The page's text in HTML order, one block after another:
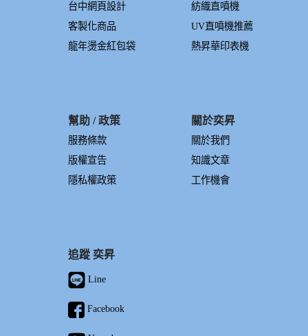
台中網頁設計
客製化商品
龍年燙金紅包袋
紡織直噴機
UV直噴機推薦
熱昇華印表機
幫助 / 政策
服務條款
版權宣告
隱私權政策
關於奕昇
關於我們
知識文章
工作機會
追蹤 奕昇
Line
Facebook